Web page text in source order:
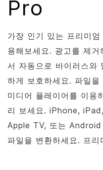
Pro
가장 인기 있는 프리미엄
용해보세요. 광고를 제
서 자동으로 바이러스와
하게 보호하세요. 파일
미디어 플레이어를 이용
리 보세요. iPhone,
Apple TV, 또는 Android
파일을 변환하세요. 프